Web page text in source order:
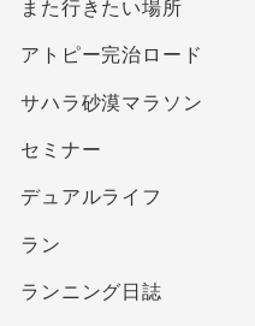
また行きたい場所
アトピー完治ロード
サハラ砂漠マラソン
セミナー
デュアルライフ
ラン
ランニング日誌